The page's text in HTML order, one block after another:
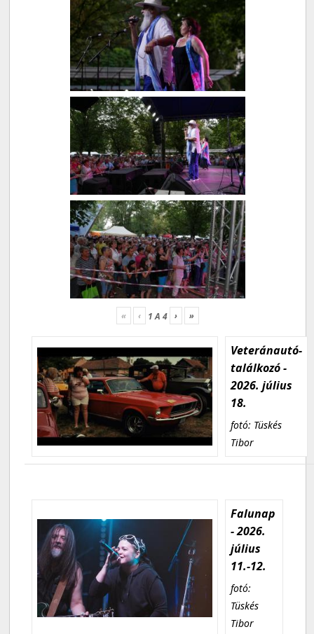
« ‹ 1A 4 › »
Veteránautó-
találkozó -
2026. július
18.
fotó: Tüskés
Tibor
Falunap
- 2026.
július
11.-12.
fotó:
Tüskés
Tibor